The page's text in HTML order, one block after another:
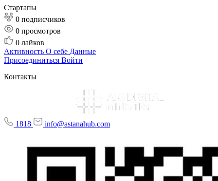
Стартапы
0 подписчиков
0 просмотров
0 лайков
Активность О себе Данные
Присоединиться Войти
Контакты
1818 info@astanahub.com